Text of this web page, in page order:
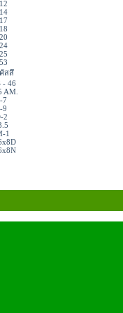
สสึ
- 46
AM.
7
9
2
1